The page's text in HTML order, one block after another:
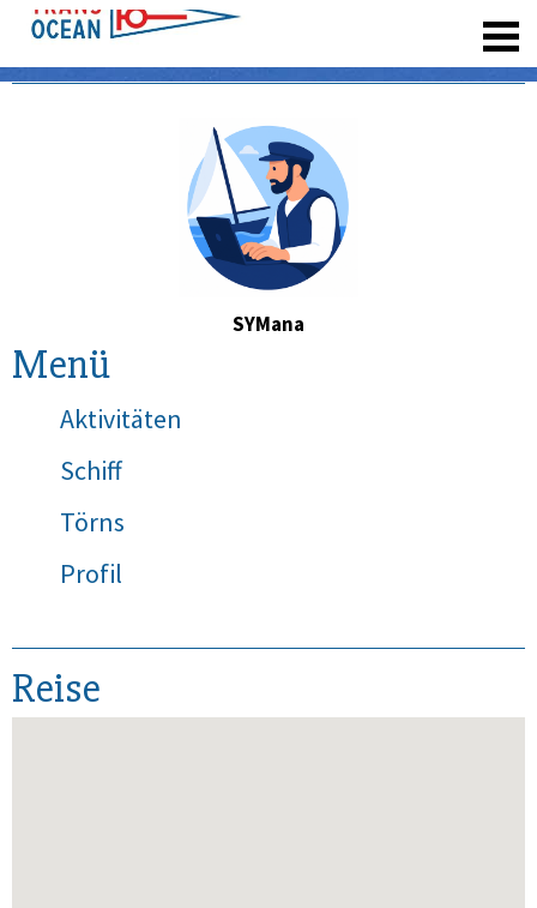
SYMana
Menü
Aktivitäten
Schiff
Törns
Profil
Reise